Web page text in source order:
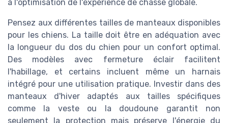
à l'optimisation de l'expérience de chasse globale.
Pensez aux différentes tailles de manteaux disponibles
pour les chiens. La taille doit être en adéquation avec
la longueur du dos du chien pour un confort optimal.
Des modèles avec fermeture éclair facilitent
l'habillage, et certains incluent même un harnais
intégré pour une utilisation pratique. Investir dans des
manteaux d'hiver adaptés aux tailles spécifiques
comme la veste ou la doudoune garantit non
seulement la protection mais préserve l'énergie du